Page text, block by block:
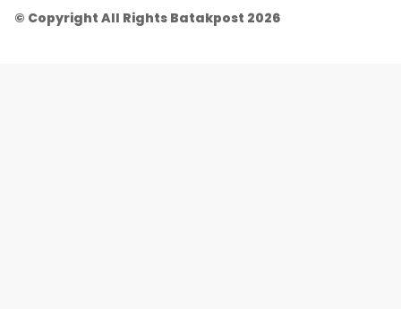
© Copyright All Rights Batakpost 2026